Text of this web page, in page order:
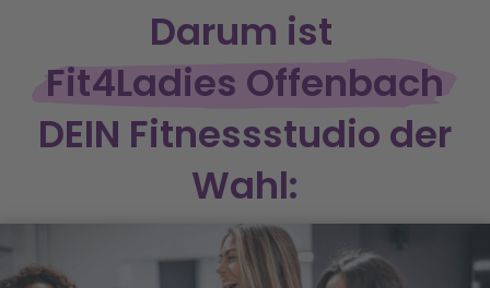
Darum ist
Fit4Ladies Offenbach
DEIN Fitnessstudio der
Wahl: